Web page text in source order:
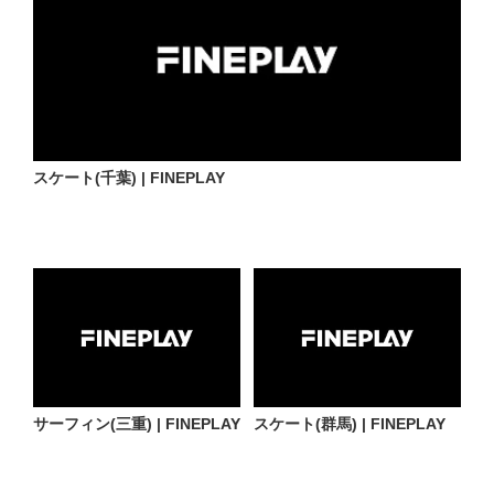
スケート(千葉) | FINEPLAY
サーフィン(三重) | FINEPLAY スケート(群馬) | FINEPLAY